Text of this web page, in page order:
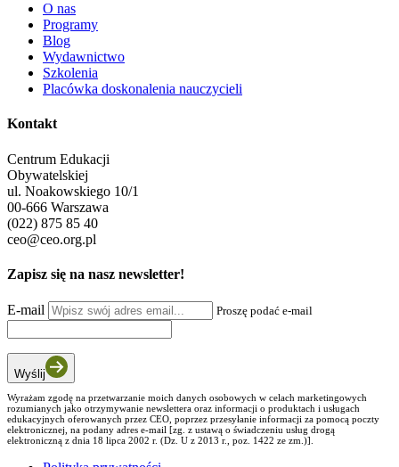
O nas
Programy
Blog
Wydawnictwo
Szkolenia
Placówka doskonalenia nauczycieli
Kontakt
Centrum Edukacji
Obywatelskiej
ul. Noakowskiego 10/1
00-666 Warszawa
(022) 875 85 40
ceo@ceo.org.pl
Zapisz się na nasz newsletter!
E-mail Proszę podać e-mail
Wyślij
Wyrażam zgodę na przetwarzanie moich danych osobowych w celach marketingowych
rozumianych jako otrzymywanie newslettera oraz informacji o produktach i usługach
edukacyjnych oferowanych przez CEO, poprzez przesyłanie informacji za pomocą poczty
elektronicznej, na podany adres e-mail [zg. z ustawą o świadczeniu usług drogą
elektroniczną z dnia 18 lipca 2002 r. (Dz. U z 2013 r., poz. 1422 ze zm.)].